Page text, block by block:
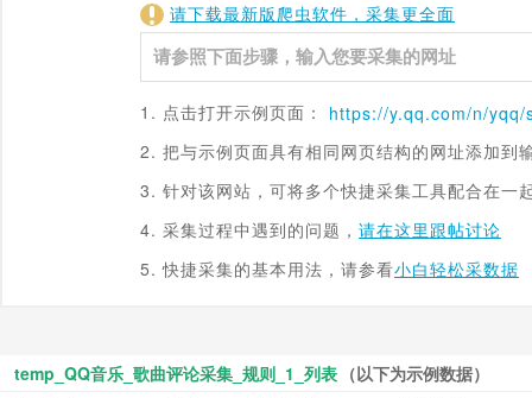
请下载最新版爬虫软件，采集更全面
1. 点击打开示例页面： https://y.qq.com/n/yqq/
2. 把与示例页面具有相同网页结构的网址添加到
3. 针对该网站，可将多个快捷采集工具配合在一
4. 采集过程中遇到的问题， 请在这里跟帖讨论
5. 快捷采集的基本用法，请参看小白轻松采数据
temp_QQ音乐_歌曲评论采集_规则_1_列表 （以下为示例数据）